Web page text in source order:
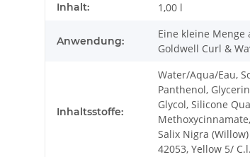
Inhalt: 1,00 l
Anwendung:
Eine kleine
Goldwell Curl &
Inhaltsstoffe:
Water/Aqua/Eau,
Panthenol,
Glycol, Silicone
Salix Nigra
42053, Yellow 5/